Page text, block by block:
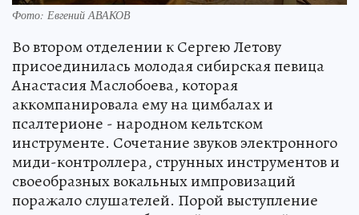
Фото: Евгений АВАКОВ
Во втором отделении к Сергею Летову
присоединилась молодая сибирская певица
Анастасия Маслобоева, которая
аккомпанировала ему на цимбалах и
псалтерионе - народном кельтском
инструменте. Сочетание звуков электронного
миди-контроллера, струнных инструментов и
своеобразных вокальных импровизаций
поражало слушателей. Порой выступление